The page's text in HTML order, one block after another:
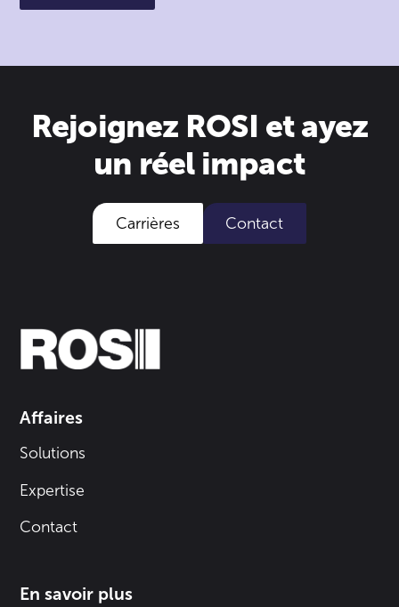
Rejoignez ROSI et ayez
un réel impact
Carrières Contact
Affaires
Solutions
Expertise
Contact
En savoir plus